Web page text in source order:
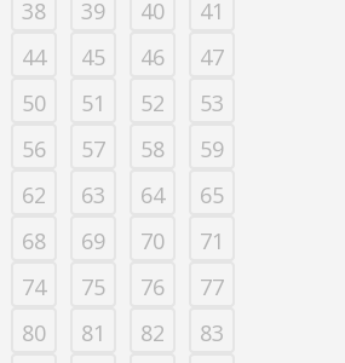
38 39 40
41
44 45 46
47
50 51 52
53
56 57 58
59
62 63 64
65
68 69 70
71
74 75 76
77
80 81 82
83